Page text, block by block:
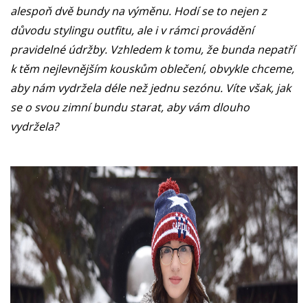
alespoň dvě bundy na výměnu. Hodí se to nejen z
důvodu stylingu outfitu, ale i v rámci provádění
pravidelné údržby. Vzhledem k tomu, že bunda nepatří
k těm nejlevnějším kouskům oblečení, obvykle chceme,
aby nám vydržela déle než jednu sezónu. Víte však, jak
se o svou zimní bundu starat, aby vám dlouho
vydržela?